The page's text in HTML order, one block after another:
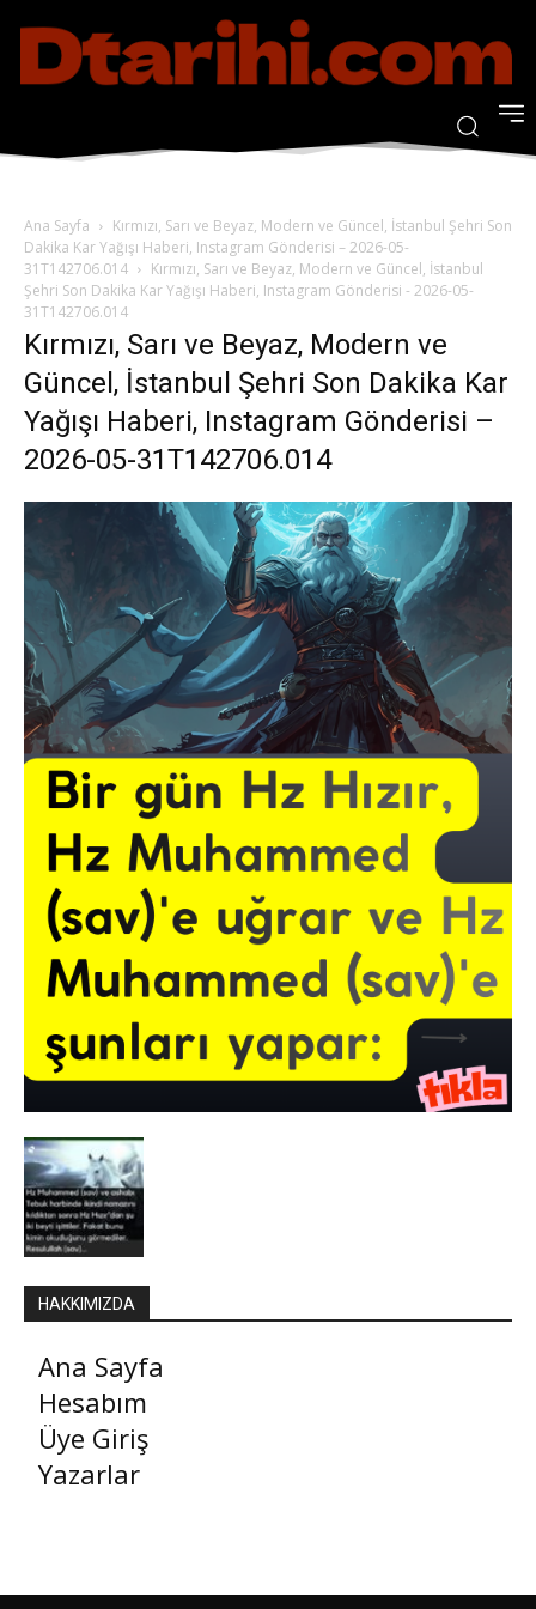
Ana Sayfa
Kırmızı, Sarı ve Beyaz, Modern ve Güncel, İstanbul Şehri Son
Dakika Kar Yağışı Haberi, Instagram Gönderisi – 2026-05-
31T142706.014
Kırmızı, Sarı ve Beyaz, Modern ve Güncel, İstanbul
Şehri Son Dakika Kar Yağışı Haberi, Instagram Gönderisi - 2026-05-
31T142706.014
Kırmızı, Sarı ve Beyaz, Modern ve
Güncel, İstanbul Şehri Son Dakika Kar
Yağışı Haberi, Instagram Gönderisi –
2026-05-31T142706.014
HAKKIMIZDA
Ana Sayfa
Hesabım
Üye Giriş
Yazarlar